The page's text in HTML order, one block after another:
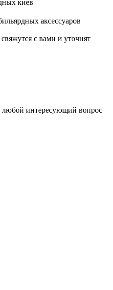
киев
аксессуаров
с вами и уточнят
любой интересующий вопрос